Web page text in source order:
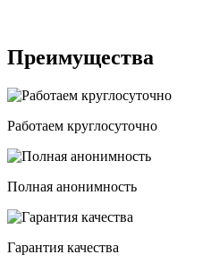
Преимущества
Работаем круглосуточно
Полная анонимность
Гарантия качества